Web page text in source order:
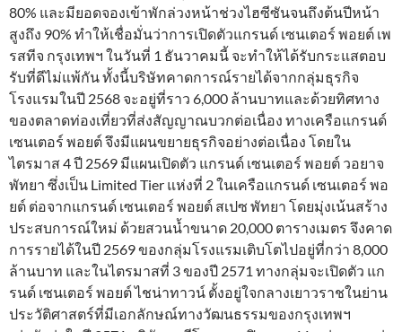
80% และมียอดจองเข้าพักล่วงหน้าช่วงไฮซีซันจนถึงต้นปีหน้า
สูงถึง 90% ทำให้เชื่อมั่นว่าการเปิดตัวแกรนด์ เซนเตอร์ พอยต์ เพ
รสทีจ กรุงเทพฯ ในวันที่ 1 ธันวาคมนี้ จะทำให้ได้รับกระแสตอบ
รับที่ดีไม่แพ้กัน ทั้งนี้บริษัทคาดการณ์รายได้จากกลุ่มธุรกิจ
โรงแรมในปี 2568 จะอยู่ที่ราว 6,000 ล้านบาทและด้วยทิศทาง
ของตลาดท่องเที่ยวที่ส่งสัญญาณบวกต่อเนื่อง ทางเครือแกรนด์
เซนเตอร์ พอยต์ จึงมีแผนขยายธุรกิจอย่างต่อเนื่อง โดยใน
ไตรมาส 4 ปี 2569 มีแผนเปิดตัว แกรนด์ เซนเตอร์ พอยต์ วอยาจ
พัทยา ซึ่งเป็น Limited Tier แห่งที่ 2 ในเครือแกรนด์ เซนเตอร์ พอ
ยต์ ต่อจากแกรนด์ เซนเตอร์ พอยต์ สเปซ พัทยา โดยมุ่งเน้นสร้าง
ประสบการณ์ใหม่ ด้วยสวนน้ำขนาด 20,000 ตารางเมตร จึงคาด
การรายได้ในปี 2569 ของกลุ่มโรงแรมเติบโตไปอยู่ที่กว่า 8,000
ล้านบาท และในไตรมาสที่ 3 ของปี 2571 ทางกลุ่มจะเปิดตัว แก
รนด์ เซนเตอร์ พอยต์ ไชน่าทาวน์ ตั้งอยู่ใจกลางเยาวราชในย่าน
ประวัติศาสตร์ที่มีเอกลักษณ์ทางวัฒนธรรมของกรุงเทพฯ